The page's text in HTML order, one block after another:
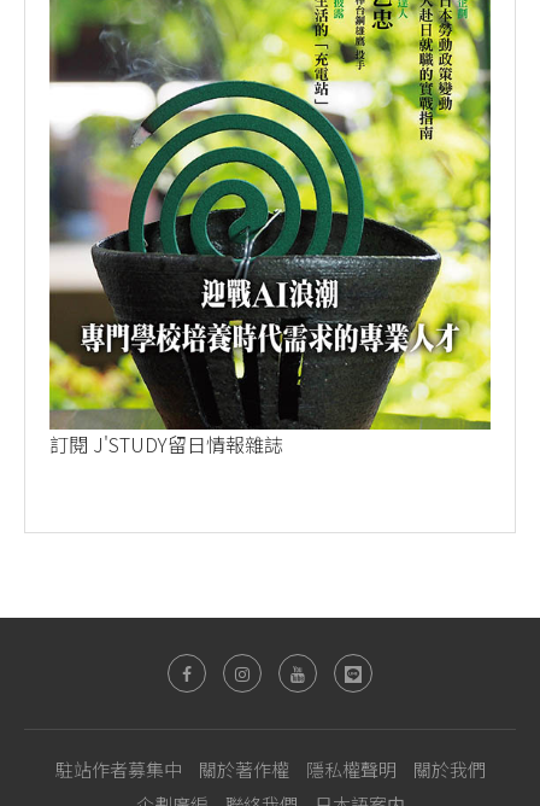
訂閱 J'STUDY留日情報雜誌
駐站作者募集中 關於著作權 隱私權聲明
關於我們